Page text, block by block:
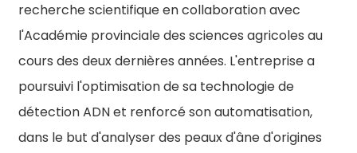
recherche scientifique en collaboration avec
l'Académie provinciale des sciences agricoles au
cours des deux dernières années. L'entreprise a
poursuivi l'optimisation de sa technologie de
détection ADN et renforcé son automatisation,
dans le but d'analyser des peaux d'âne d'origines